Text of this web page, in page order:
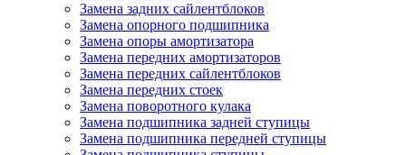
Замена задних сайлентблоков
Замена опорного подшипника
Замена опоры амортизатора
Замена передних амортизаторов
Замена передних сайлентблоков
Замена передних стоек
Замена поворотного кулака
Замена подшипника задней ступицы
Замена подшипника передней ступицы